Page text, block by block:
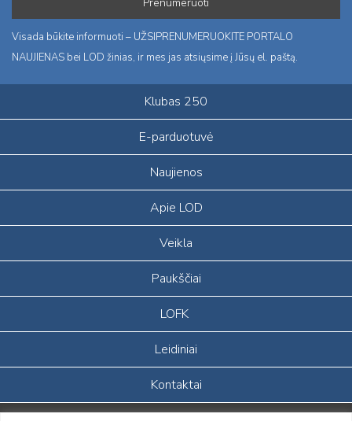
Visada būkite informuoti – UŽSIPRENUMERUOKITE PORTALO
NAUJIENAS bei LOD žinias, ir mes jas atsiųsime į Jūsų el. paštą.
Klubas 250
E-parduotuvė
Naujienos
Apie LOD
Veikla
Paukščiai
LOFK
Leidiniai
Kontaktai